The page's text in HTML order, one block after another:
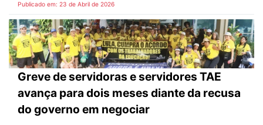
Publicado em: 23 de Abril de 2026
Greve de servidoras e servidores TAE
avança para dois meses diante da recusa
do governo em negociar